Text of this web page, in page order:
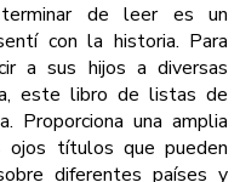
de leer es un
con la historia. Para
a sus hijos a diversas
este libro de listas de
Proporciona una amplia
ojos títulos que pueden
diferentes países y